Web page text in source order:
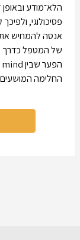
הלא־מודע
פסיכולוגי,
של המטפל כדרך
החלימה